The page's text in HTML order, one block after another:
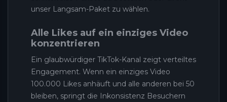
unser Langsam-Paket zu wählen.
Alle Likes auf ein einziges Video
konzentrieren
Ein glaubwürdiger TikTok-Kanal zeigt verteiltes
Engagement. Wenn ein einziges Video
100.000 Likes anhäuft und alle anderen bei 50
bleiben, springt die Inkonsistenz Besuchern